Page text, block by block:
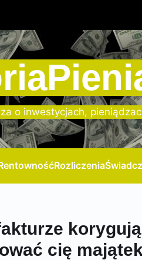
o inwestycjach,
Rozliczenia
cię majątek